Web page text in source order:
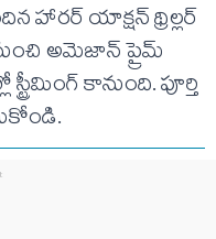
హారర్ యాక్షన్ థ్రిల్లర్
అమెజాన్ ప్రైమ్
కానుంది. పూర్తి